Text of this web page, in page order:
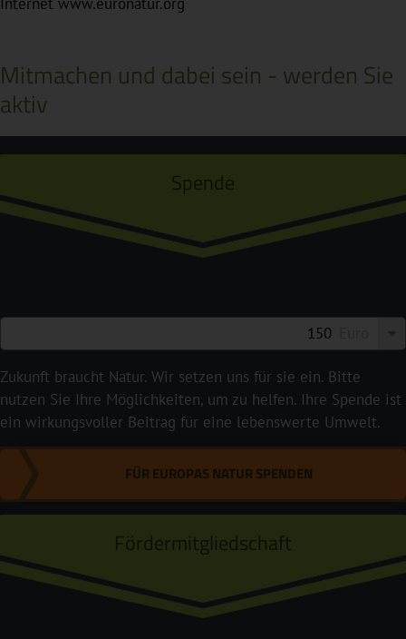
Mitmachen und dabei sein - werden Sie
aktiv
Spende
Zukunft braucht Natur. Wir setzen uns für sie ein. Bitte
nutzen Sie Ihre Möglichkeiten, um zu helfen. Ihre Spende ist
ein wirkungsvoller Beitrag für eine lebenswerte Umwelt.
FÜR EUROPAS NATUR SPENDEN
Fördermitgliedschaft